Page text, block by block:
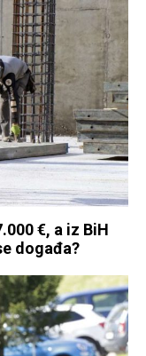
€, a iz BiH
događa?